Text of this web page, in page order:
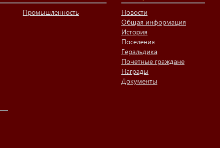
Промышленность
Новости
Общая информация
История
Поселения
Геральдика
Почетные граждане
Награды
Документы